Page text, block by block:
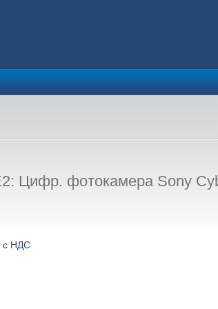
Цифр. фотокамера Sony
с НДС